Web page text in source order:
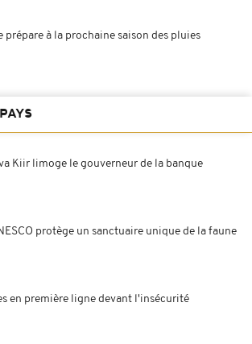
prépare à la prochaine saison des pluies
Kiir limoge le gouverneur de la banque
protège un sanctuaire unique de la faune
en première ligne devant l'insécurité